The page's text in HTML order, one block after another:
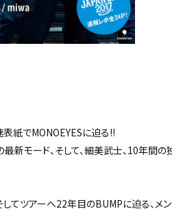
紙でMONOEYESに迫る!!
新モード、そして、細美武士、10年間の
てツアーへ――22年目のBUMPに迫る、メ